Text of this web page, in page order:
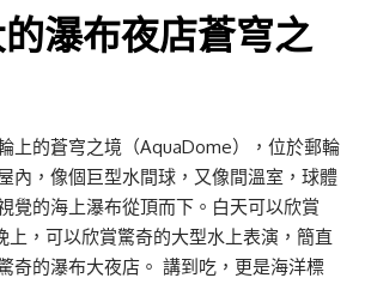
瀑布夜店蒼穹之
上的蒼穹之境（AquaDome），位於郵輪
內，像個巨型水間球，又像間溫室，球體
覺的海上瀑布從頂而下。白天可以欣賞
上，可以欣賞驚奇的大型水上表演，簡直
奇的瀑布大夜店。 講到吃，更是海洋標